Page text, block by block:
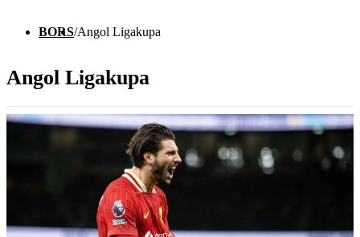
BORS/Angol Ligakupa
Angol Ligakupa